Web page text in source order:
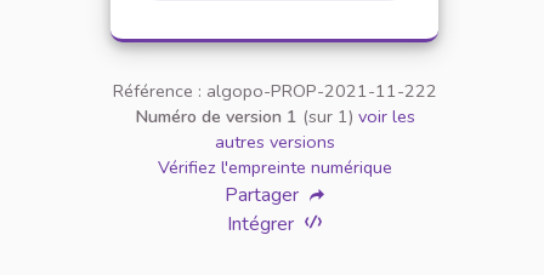
Référence : algopo-PROP-2021-11-222
Numéro de version 1 (sur 1) voir les
autres versions
Vérifiez l'empreinte numérique
Partager
Intégrer